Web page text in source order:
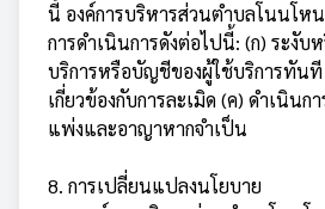
นี้ องค์การบริหารส่วนตำบลโนนโห
การดำเนินการดังต่อไปนี้: (ก) ระงับ
บริการหรือบัญชีของผู้ใช้บริการทัน
เกี่ยวข้องกับการละเมิด (ค) ดำเนิน
แพ่งและอาญาหากจำเป็น
8. การเปลี่ยนแปลงนโยบาย